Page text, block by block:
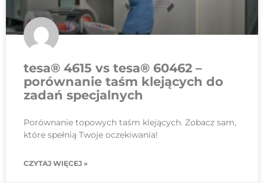
tesa® 4615 vs tesa® 60462 –
porównanie taśm klejących do
zadań specjalnych
Porównanie topowych taśm klejących. Zobacz sam,
które spełnią Twoje oczekiwania!
CZYTAJ WIĘCEJ »